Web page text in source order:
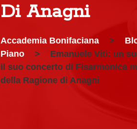
Di Anagni
Accademia Bonifaciana >
Piano
>
Emanuele Viti: un
il suo concerto di Fisarmonica
della Ragione di Anagni